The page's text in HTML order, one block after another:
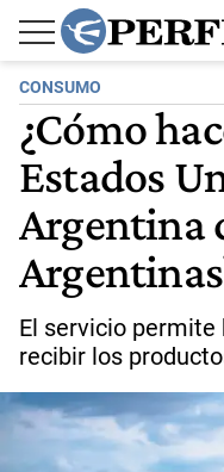
CONSUMO
¿Cómo
Estados
Argentina
El servicio
recibir los